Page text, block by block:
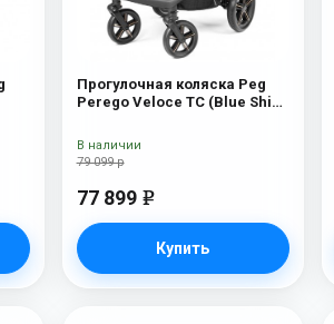
Прогулочная коляска Peg
Perego Veloce TC (Blue Shine
79 099 р
77 899 e
Купить
В наличии